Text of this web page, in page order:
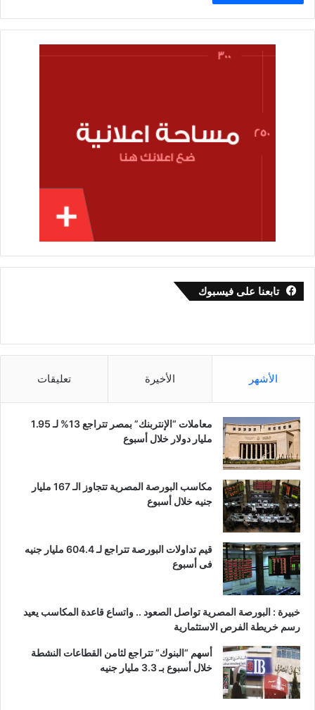
تابعنا على فيسبوك
الأشهر الأخيرة تعليقات
معاملات “الإنتربنك” بمصر تتراجع 13% لـ 1.95
مليار دولار خلال أسبوع
مكاسب البورصة المصرية تتجاوز الـ 167 مليار
جنيه خلال أسبوع
قيم تداولات البورصة تتراجع لـ 604.4 مليار جنيه
فى أسبوع
خبيرة : البورصة المصرية تواصل الصعود .. واتساع قاعدة المكاسب يعيد
رسم خريطة الفرص الاستثمارية
أسهم “البنوك” تتراجع لثامن القطاعات النشطة
خلال أسبوع بـ 3.3 مليار جنيه